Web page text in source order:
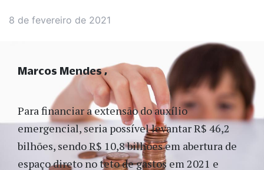
8 de fevereiro de 2021
Para financiar a extensão do auxílio
emergencial, seria possível levantar R$ 46,2
bilhões, sendo R$ 10,8 bilhões em abertura de
espaço direto no teto de gastos em 2021 e
Marcos Mendes